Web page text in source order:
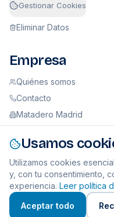
Usamos
Utilizamos cookies
y, con tu consentimiento,
experiencia. Leer política
Aceptar todo
Gestionar Cookies
Eliminar Datos
Empresa
Quiénes somos
Contacto
Matadero Madrid
Sobre GuIAna
© 2026 GuIAna Legal SL
reservados.